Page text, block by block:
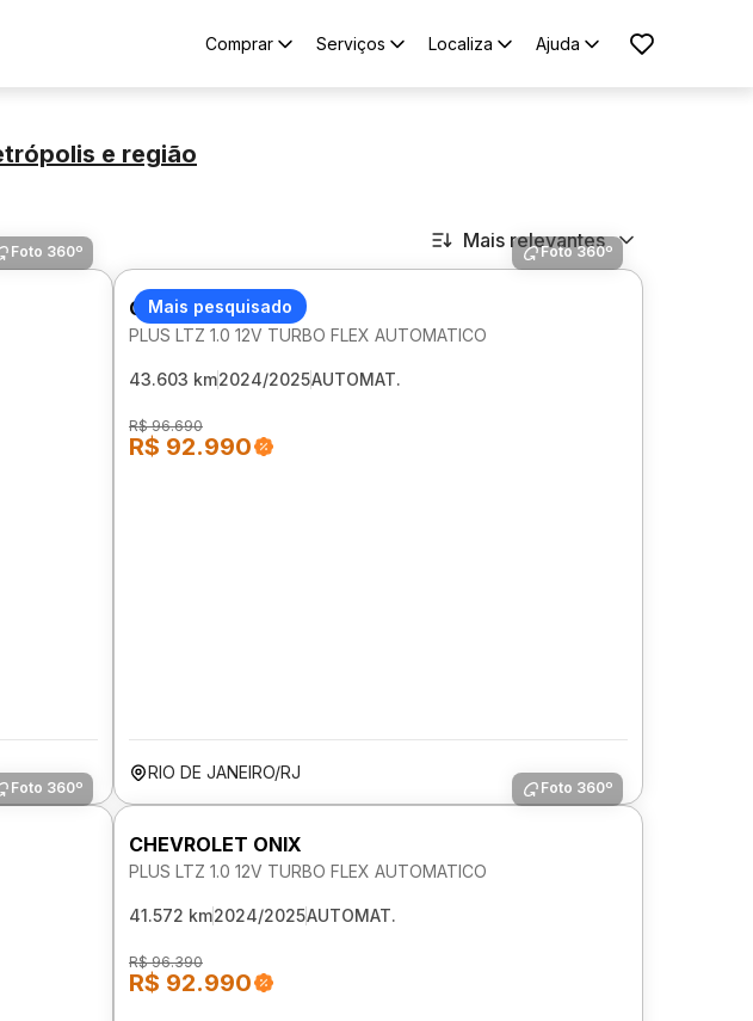
Comprar Serviços Localiza Ajuda
e região
Mais relevantes
Foto 360º
Mais pesquisado
Foto 360º
CHEVROLET ONIX
PLUS LTZ 1.0 12V TURBO FLEX AUTOMATICO
43.603 km2024/2025AUTOMAT.
R$ 96.690
R$ 92.990
RIO DE JANEIRO/RJ
Foto 360º Foto 360º
CHEVROLET ONIX
PLUS LTZ 1.0 12V TURBO FLEX AUTOMATICO
41.572 km2024/2025AUTOMAT.
R$ 96.390
R$ 92.990